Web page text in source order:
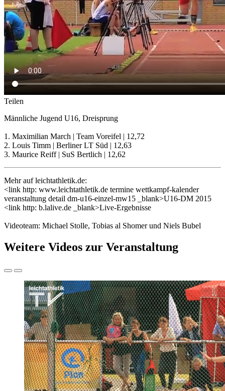
Teilen
Männliche Jugend U16, Dreisprung
1. Maximilian March | Team Voreifel | 12,72
2. Louis Timm | Berliner LT Süd | 12,63
3. Maurice Reiff | SuS Bertlich | 12,62
Mehr auf leichtathletik.de:
<link http: www.leichtathletik.de termine wettkampf-kalender
veranstaltung detail dm-u16-einzel-mw15 _blank>U16-DM 2015
<link http: b.lalive.de _blank>Live-Ergebnisse
Videoteam: Michael Stolle, Tobias al Shomer und Niels Bubel
Weitere Videos zur Veranstaltung